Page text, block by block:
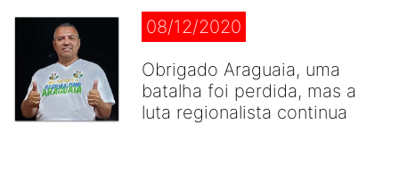
08/12/2020
Obrigado Araguaia, uma
batalha foi perdida, mas a
luta regionalista continua